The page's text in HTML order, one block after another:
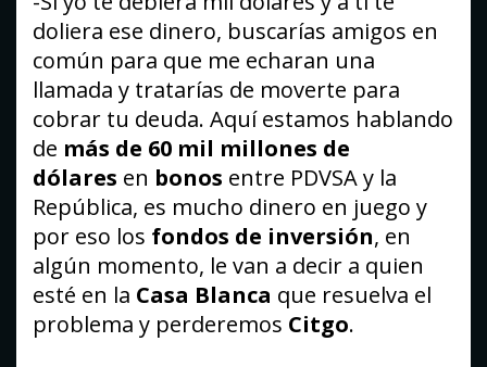
doliera ese dinero, buscarías amigos en
común para que me echaran una
llamada y tratarías de moverte para
cobrar tu deuda. Aquí estamos hablando
de más de 60 mil millones de
dólares en bonos entre PDVSA y la
República, es mucho dinero en juego y
por eso los fondos de inversión, en
algún momento, le van a decir a quien
esté en la Casa Blanca que resuelva el
problema y perderemos Citgo.